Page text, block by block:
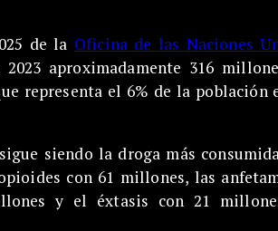
de la Oficina de las Naciones
2023 aproximadamente 316
representa el 6% de la población
siendo la droga más
con 61 millones, las
y el éxtasis con 21